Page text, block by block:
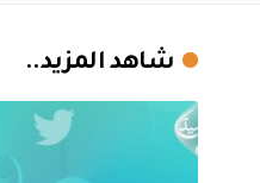
شاهد المزيد..